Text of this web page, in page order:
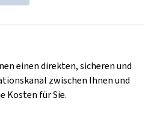
einen direkten, sicheren und
zwischen Ihnen und
Kosten für Sie.